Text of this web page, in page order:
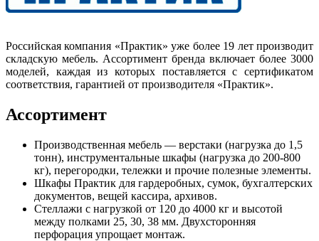
Российская компания «Практик» уже более 19 лет производит
складскую мебель. Ассортимент бренда включает более 3000
моделей, каждая из которых поставляется с сертификатом
соответствия, гарантией от производителя «Практик».
Ассортимент
Производственная мебель — верстаки (нагрузка до 1,5
тонн), инструментальные шкафы (нагрузка до 200-800
кг), перегородки, тележки и прочие полезные элементы.
Шкафы Практик для гардеробных, сумок, бухгалтерских
документов, вещей кассира, архивов.
Стеллажи с нагрузкой от 120 до 4000 кг и высотой
между полками 25, 30, 38 мм. Двухсторонняя
перфорация упрощает монтаж.